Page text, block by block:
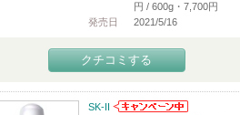
円 / 600g・7,700円
発売日
2021/5/16
クチコミする
SK-II